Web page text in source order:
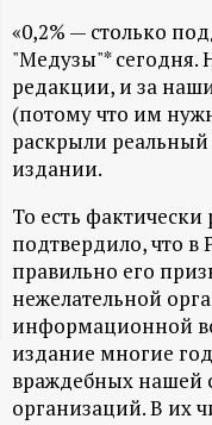
н
ф
о
м
а
ц
«0,2% — столько
"Медузы"* сегодня.
редакции, и за
(потому что им
раскрыли
издании.
То есть
подтвердило, что в
правильно его
нежелательной
информационной
издание многие
враждебных нашей
организаций. В их